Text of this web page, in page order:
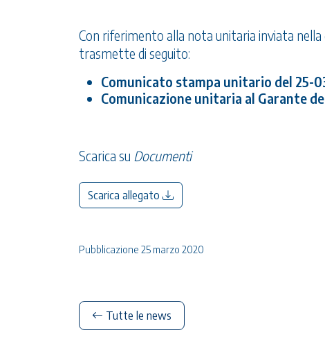
Con riferimento alla nota unitaria inviata
trasmette di seguito:
Comunicato stampa unitario del 25-
Comunicazione unitaria al Garante
Scarica su Documenti
Scarica allegato
Pubblicazione 25 marzo 2020
Tutte le news